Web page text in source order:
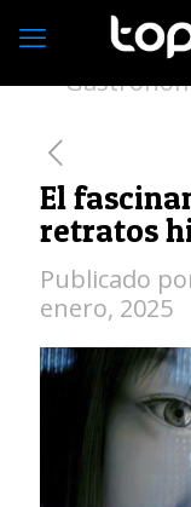
Economía
Moda
El
retratos
Publicado
enero, 2025